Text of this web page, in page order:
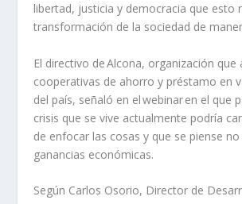
libertad, justicia y democracia que esto
transformación de la sociedad de
El directivo deAlcona, organización que
cooperativas de ahorro y préstamo en
del país, señaló en elwebinaren el que
crisis que se vive actualmente podría
de enfocar las cosas y que se piense
ganancias económicas.
Según Carlos Osorio, Director de